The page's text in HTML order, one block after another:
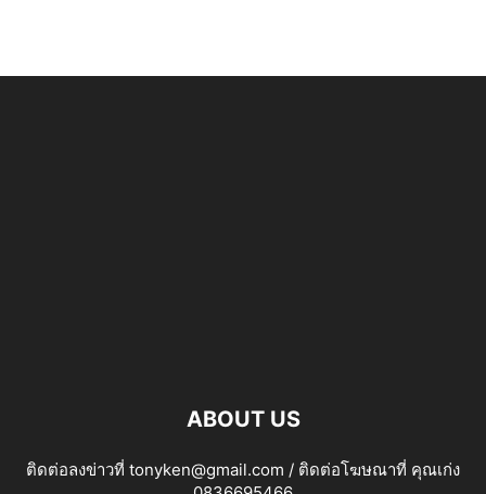
ABOUT US
ติดต่อลงข่าวที่ tonyken@gmail.com / ติดต่อโฆษณาที่ คุณเก่ง